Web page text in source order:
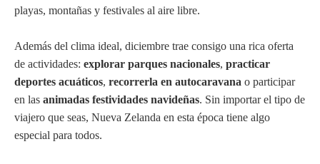
playas, montañas y festivales al aire libre.
Además del clima ideal, diciembre trae consigo una rica oferta
de actividades: explorar parques nacionales, practicar
deportes acuáticos, recorrerla en autocaravana o participar
en las animadas festividades navideñas. Sin importar el tipo de
viajero que seas, Nueva Zelanda en esta época tiene algo
especial para todos.